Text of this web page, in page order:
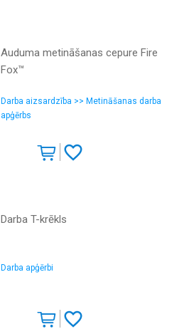
Auduma metināšanas cepure Fire
Fox™
Darba aizsardzība >> Metināšanas darba
apģērbs
Darba T-krēkls
Darba apģērbi